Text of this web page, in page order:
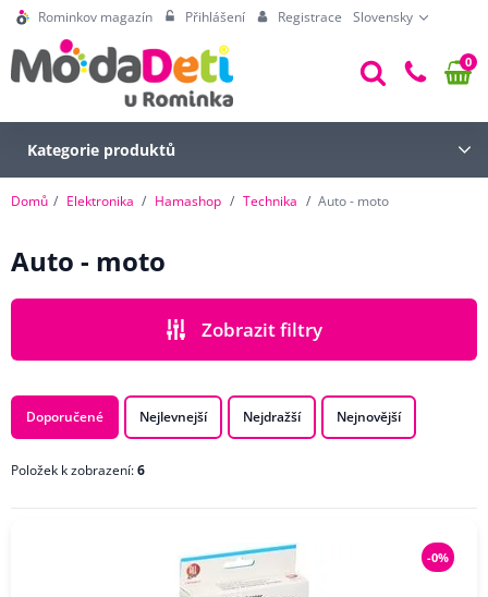
Rominkov magazín Přihlášení Registrace Slovensky
0
Kategorie produktů
Domů Elektronika Hamashop Technika Auto - moto
Auto - moto
Zobrazit filtry
CENA
ZNAČKA
Doporučené Nejlevnejší Nejdražší Nejnovější
Položek k zobrazení:6
-0%